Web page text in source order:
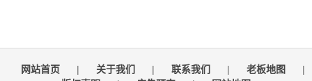
网站首页 | 关于我们 | 联系我们 | 老板地图
|